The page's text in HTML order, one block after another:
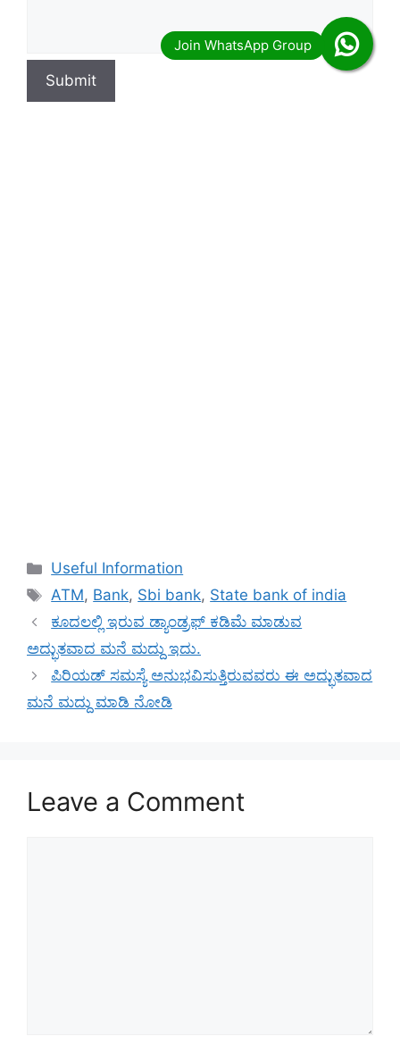
Submit
Categories
Useful Information
Tags
ATM, Bank, Sbi bank, State bank of india
ಕೂದಲಲ್ಲಿ ಇರುವ ಡ್ಯಾಂಡ್ರಫ್ ಕಡಿಮೆ ಮಾಡುವ
ಅದ್ಭುತವಾದ ಮನೆ ಮದ್ದು ಇದು.
ಪಿರಿಯಡ್ ಸಮಸ್ಯೆ ಅನುಭವಿಸುತ್ತಿರುವವರು ಈ ಅದ್ಭುತವಾದ
ಮನೆ ಮದ್ದು ಮಾಡಿ ನೋಡಿ
Leave a Comment